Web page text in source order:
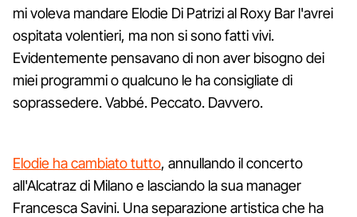
mi voleva mandare Elodie Di Patrizi al Roxy Bar l'avrei
ospitata volentieri, ma non si sono fatti vivi.
Evidentemente pensavano di non aver bisogno dei
miei programmi o qualcuno le ha consigliate di
soprassedere. Vabbé. Peccato. Davvero.
Elodie ha cambiato tutto, annullando il concerto
all'Alcatraz di Milano e lasciando la sua manager
Francesca Savini. Una separazione artistica che ha